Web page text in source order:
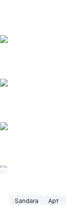
Sandara Арт